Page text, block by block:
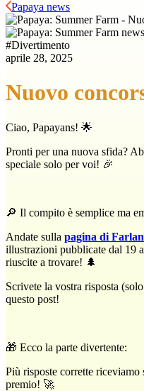
Papaya news
#Divertimento
aprile 28, 2025
Nuovo
Ciao, Papayans! 🌟
Pronti per una nuova sfida?
speciale solo per voi! 🎉
🔎 Il compito è semplice ma
Andate sulla pagina di
illustrazioni pubblicate dal 19
riuscite a trovare! 🌲
Scrivete la vostra risposta
questo post!
🎁 Ecco la parte divertente:
Più risposte corrette
premio! 🚀